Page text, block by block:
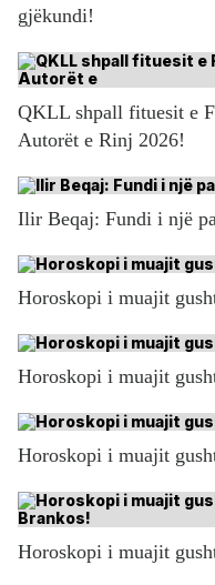
gjëkundi!
QKLL shpall fituesit e
Autorët e Rinj 2026!
Ilir Beqaj: Fundi i një
Horoskopi i muajit
Horoskopi i muajit
Horoskopi i muajit
Horoskopi i muajit